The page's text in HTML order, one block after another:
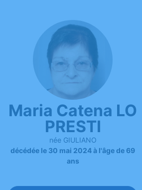
Maria Catena LO
PRESTI
née GIULIANO
décédée le 30 mai 2024 à l'âge de 69
ans